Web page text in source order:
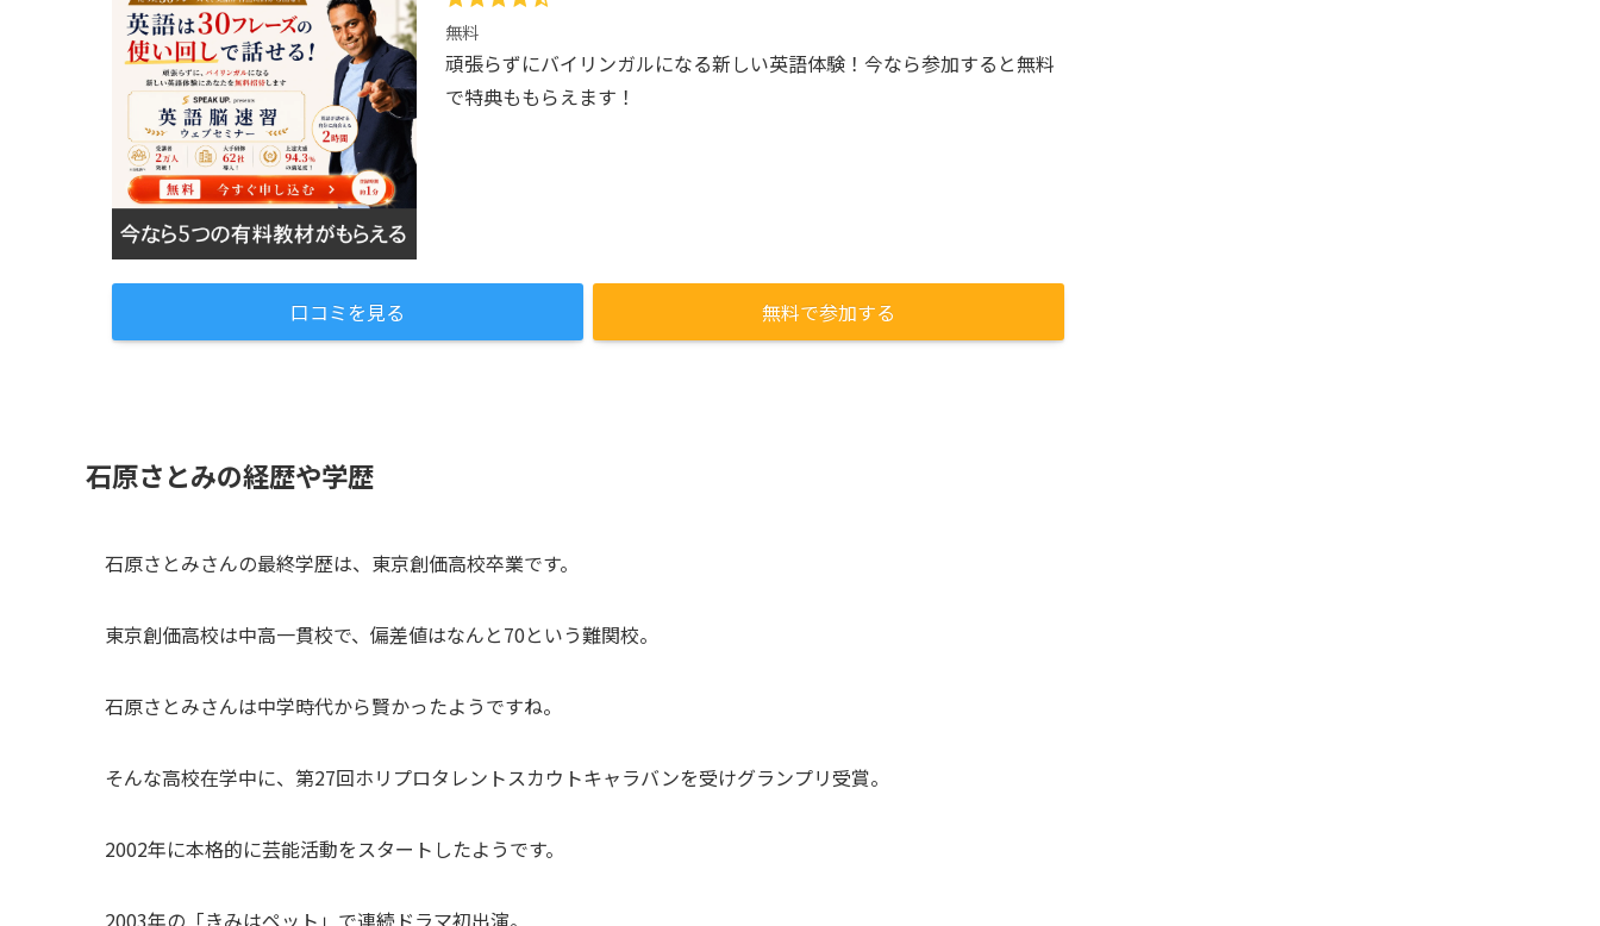
無料
頑張らずにバイリンガルになる新しい英語体験！今なら参加すると無料
で特典ももらえます！
口コミを見る 無料で参加する
石原さとみの経歴や学歴
石原さとみさんの最終学歴は、東京創価高校卒業です。
東京創価高校は中高一貫校で、偏差値はなんと70という難関校。
石原さとみさんは中学時代から賢かったようですね。
そんな高校在学中に、第27回ホリプロタレントスカウトキャラバンを受けグランプリ受賞。
2002年に本格的に芸能活動をスタートしたようです。